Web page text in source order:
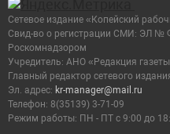
17:00Из Челябинской
в том числе лишённых
безопасности
16:35В Копейске
Сетевое издание «Копейский
Cвид-во о регистрации СМИ: ЭЛ №
Роскомнадзором
Учредитель: АНО «Редакция
Главный редактор сетевого
Эл. адрес: kr-manager@mail.ru
Телефон: 8(35139) 3-71-09
Режим работы: ПН - ПТ с 9:00 до